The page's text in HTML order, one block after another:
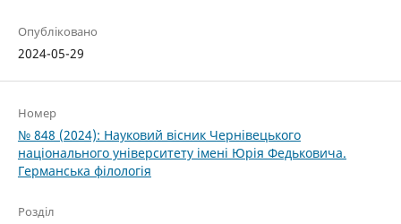
Опубліковано
2024-05-29
Номер
№ 848 (2024): Науковий вісник Чернівецького
національного університету імені Юрія Федьковича.
Германська філологія
Розділ